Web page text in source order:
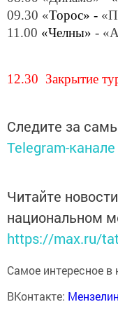
09.30 «Торос» -
11.00 «Челны» -
12.30 Закрытие
Следите за
Telegram-канале
Читайте
национальном
https://max.ru/
Самое интересное
ВКонтакте: